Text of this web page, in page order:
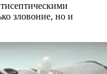
зловоние, но и